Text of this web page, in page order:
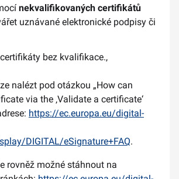
nekvalifikovaných certifikátů
uznávané elektronické podpisy či
certifikáty bez kvalifikace.,
nalézt pod otázkou „How can
via the ‚Validate a certificate‘
https://ec.europa.eu/digital-
DIGITAL/eSignature+FAQ.
rovněž možné stáhnout na